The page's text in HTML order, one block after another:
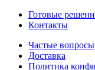
Готовые
Контакты
Частые вопросы
Доставка
Политика